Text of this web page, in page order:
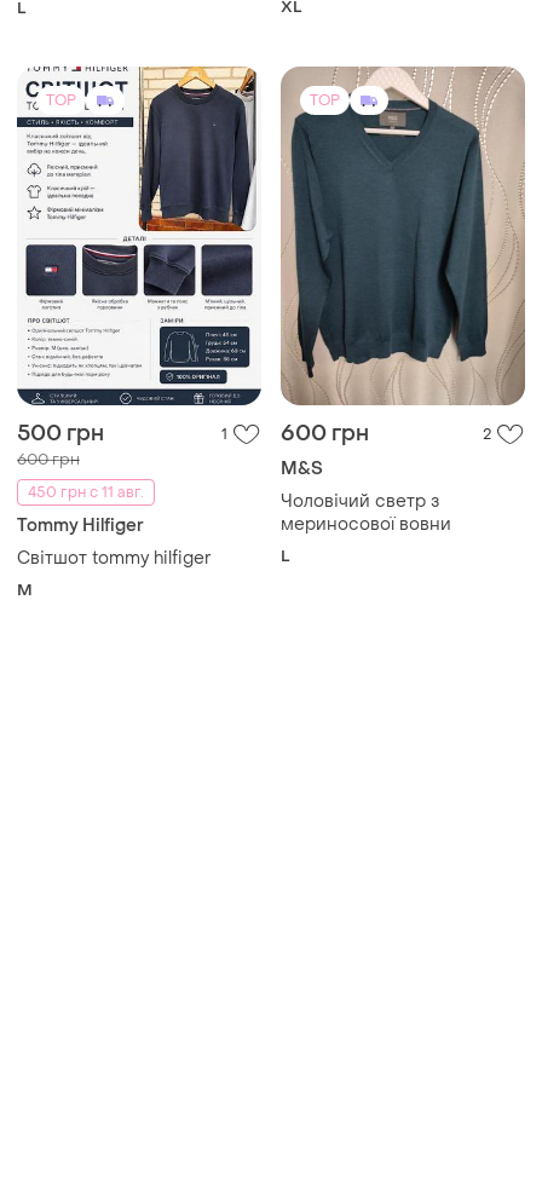
L XL
TOP
500 грн 1
600 грн
450 грн с 11 авг.
Tommy Hilfiger
Світшот tommy hilfiger
M
TOP
600 грн 2
M&S
Чоловічий светр з
мериносової вовни
L